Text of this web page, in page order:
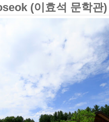
(이효석 문학관)